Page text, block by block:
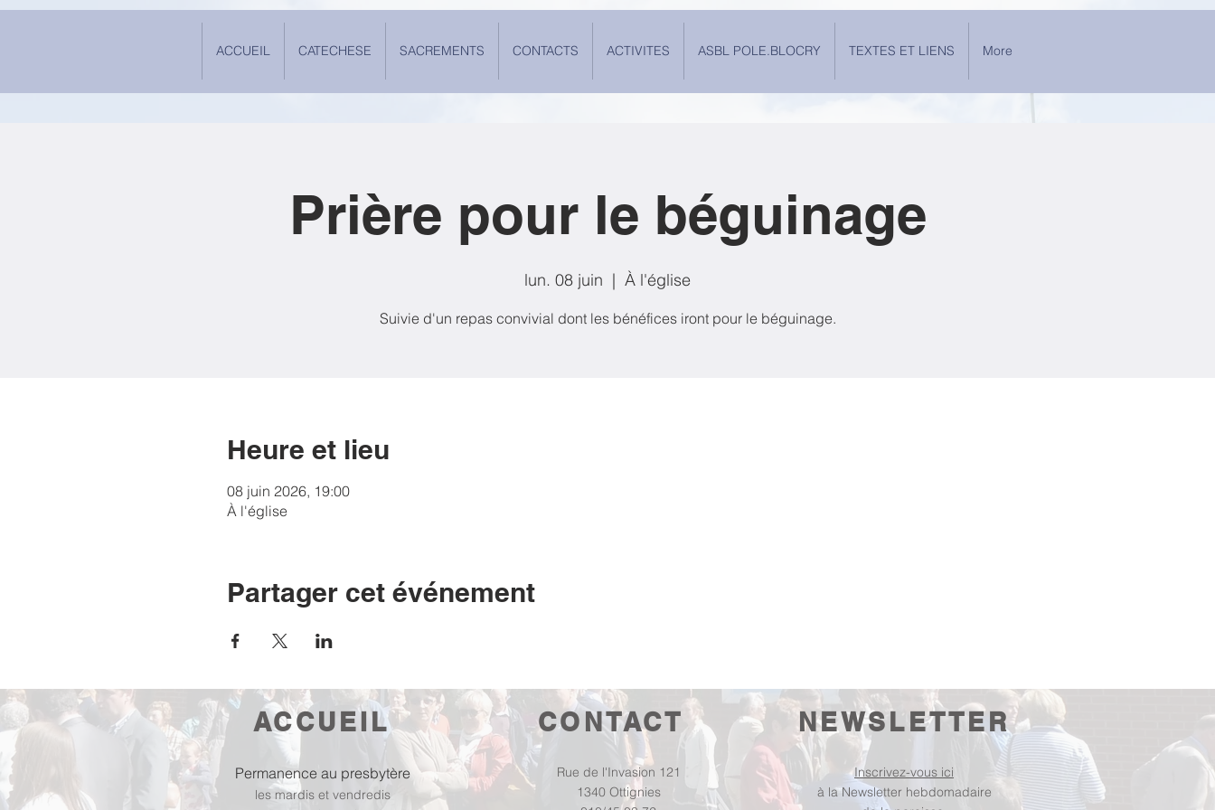
ACCUEIL CATECHESE SACREMENTS CONTACTS ACTIVITES ASBL POLE.BLOCRY TEXTES ET LIENS More
Prière pour le béguinage
lun. 08 juin
  |
À l'église
Suivie d'un repas convivial dont les bénéfices iront pour le béguinage.
Heure et lieu
08 juin 2026, 19:00
À l'église
Partager cet événement
CONTACT
ACCUEIL NEWSLETTER
Permanence au presbytère
les mardis et vendredis
Inscrivez-vous ici
à la Newsletter hebdomadaire
Rue de l'Invasion 121
1340 Ottignies